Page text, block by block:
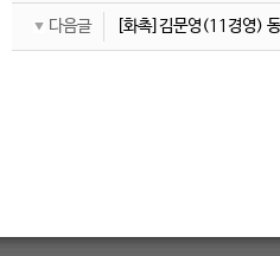
다음글 [화촉]김문영(11경영)